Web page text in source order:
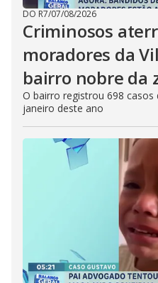
DO R7/07/08/2026
Criminosos
moradores da
bairro nobre da
O bairro registrou 698
janeiro deste ano